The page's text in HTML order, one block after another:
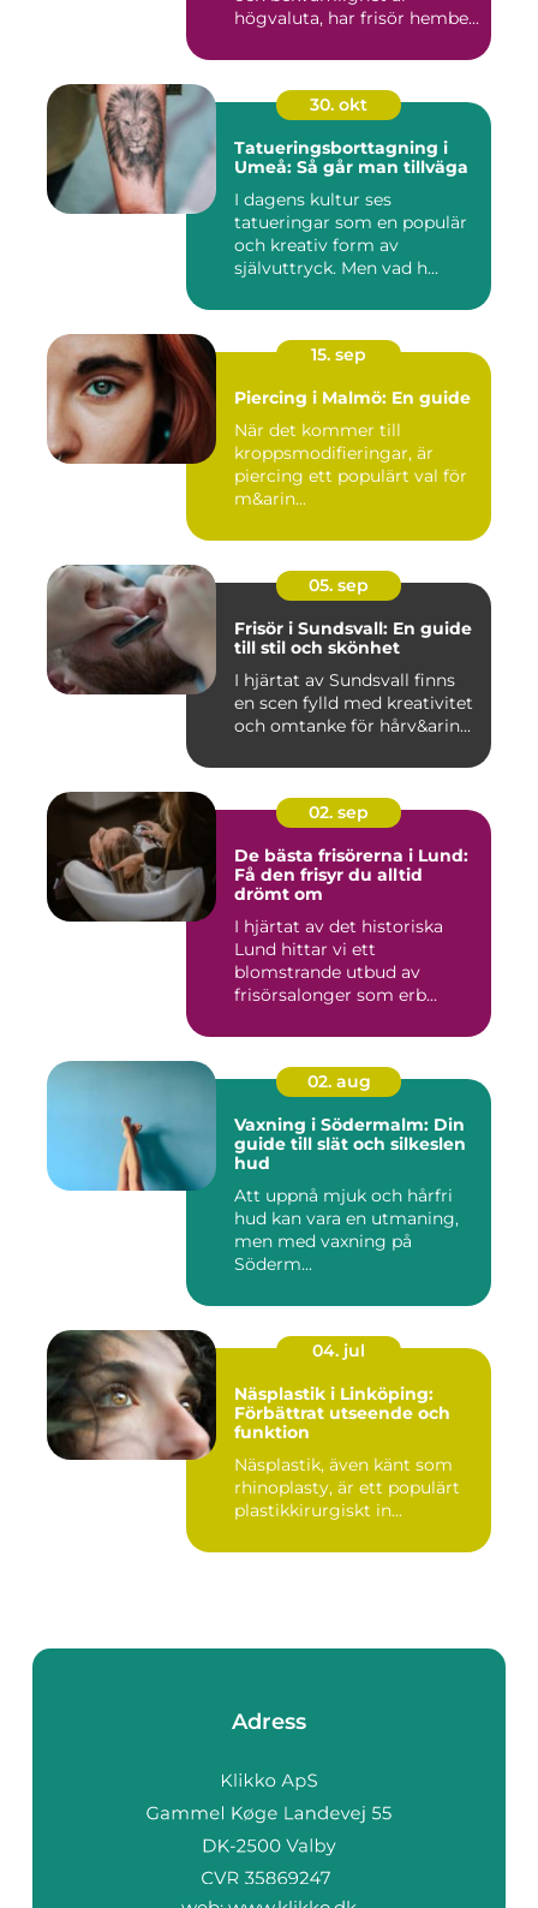
högvaluta, har frisör hembe...
30. okt
Tatueringsborttagning i
Umeå: Så går man tillväga
I dagens kultur ses
tatueringar som en populär
och kreativ form av
självuttryck. Men vad h...
15. sep
Piercing i Malmö: En guide
När det kommer till
kroppsmodifieringar, är
piercing ett populärt val för
m&arin...
05. sep
Frisör i Sundsvall: En guide
till stil och skönhet
I hjärtat av Sundsvall finns
en scen fylld med kreativitet
och omtanke för hårv&arin...
02. sep
De bästa frisörerna i Lund:
Få den frisyr du alltid
drömt om
I hjärtat av det historiska
Lund hittar vi ett
blomstrande utbud av
frisörsalonger som erb...
02. aug
Vaxning i Södermalm: Din
guide till slät och silkeslen
hud
Att uppnå mjuk och hårfri
hud kan vara en utmaning,
men med vaxning på
Söderm...
04. jul
Näsplastik i Linköping:
Förbättrat utseende och
funktion
Näsplastik, även känt som
rhinoplasty, är ett populärt
plastikkirurgiskt in...
Adress